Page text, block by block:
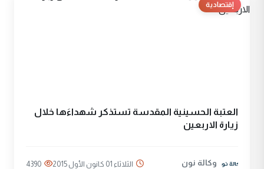
إقتصادية
العتبة الحسينية المقدسة تستذكر شهداءَها خلال
زيارة الاربعين
وكالة نون الثلاثاء 01 كانون الأول 2015 4390